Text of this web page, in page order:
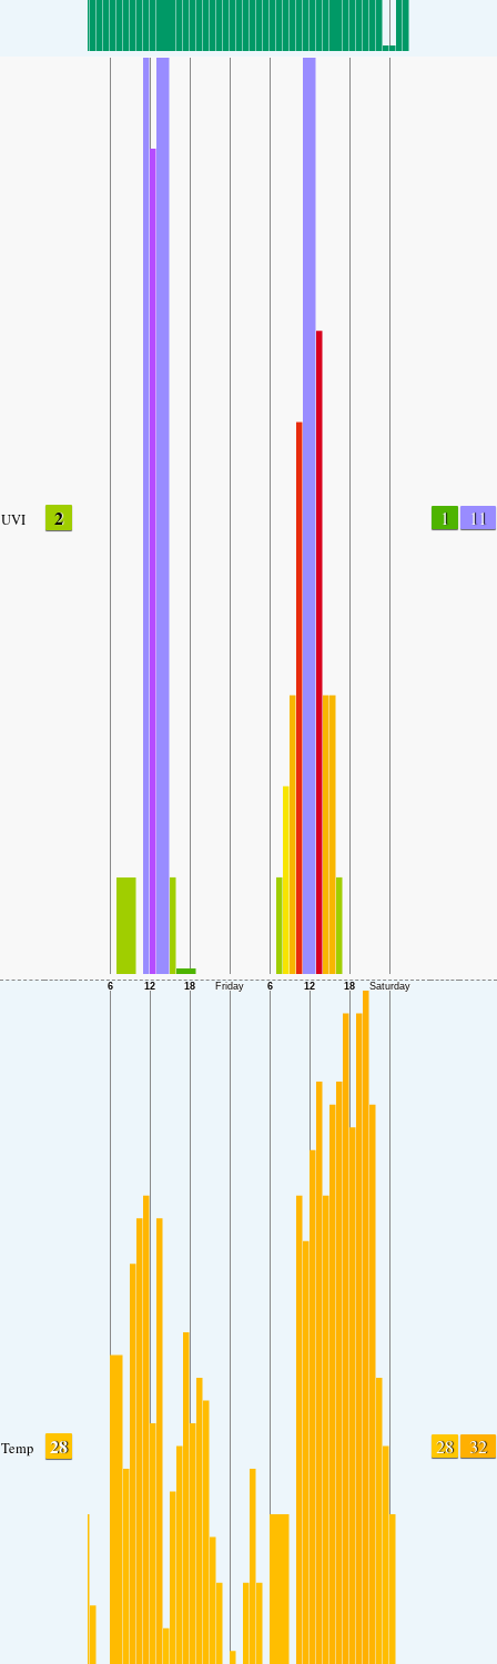
UVI 2 1 11
Temp 28 28 32